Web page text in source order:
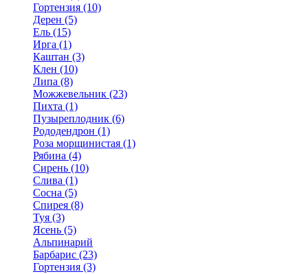
Гортензия (10)
Дерен (5)
Ель (15)
Ирга (1)
Каштан (3)
Клен (10)
Липа (8)
Можжевельник (23)
Пихта (1)
Пузыреплодник (6)
Рододендрон (1)
Роза морщинистая (1)
Рябина (4)
Сирень (10)
Слива (1)
Сосна (5)
Спирея (8)
Туя (3)
Ясень (5)
Альпинарий
Барбарис (23)
Гортензия (3)